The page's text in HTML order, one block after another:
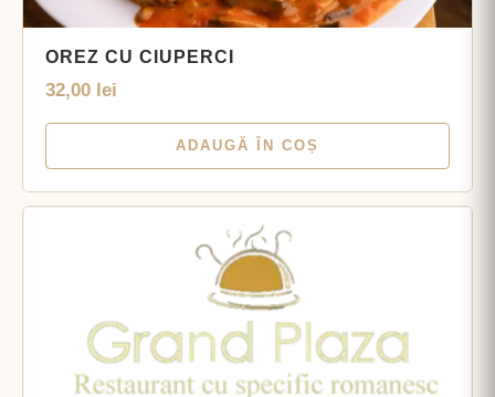
OREZ CU CIUPERCI
32,00 lei
ADAUGĂ ÎN COȘ